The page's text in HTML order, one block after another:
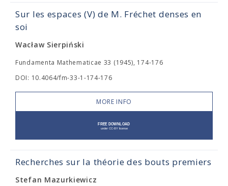
Sur les espaces (V) de M. Fréchet denses en
soi
Wacław Sierpiński
Fundamenta Mathematicae 33 (1945), 174-176
DOI: 10.4064/fm-33-1-174-176
MORE INFO
Recherches sur la théorie des bouts premiers
Stefan Mazurkiewicz